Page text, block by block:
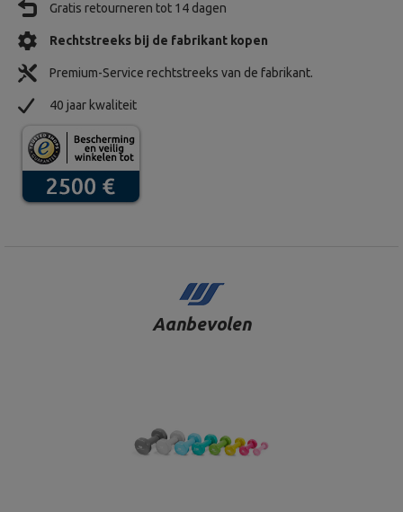
Gratis retourneren tot 14 dagen
Rechtstreeks bij de fabrikant kopen
Premium-Service rechtstreeks van de fabrikant.
40 jaar kwaliteit
Aanbevolen